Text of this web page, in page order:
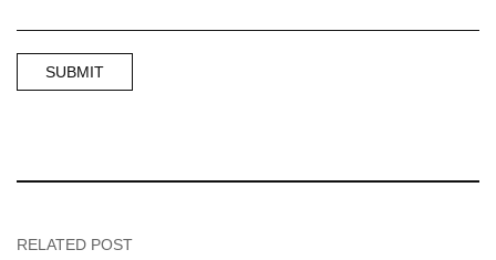
RELATED POST